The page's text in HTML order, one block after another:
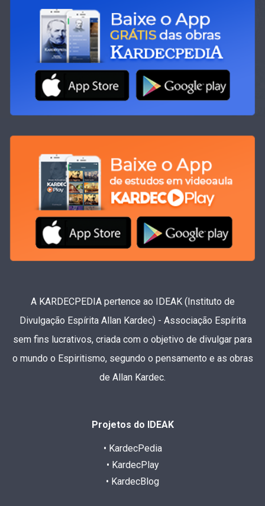
A KARDECPEDIA pertence ao IDEAK (Instituto de
Divulgação Espírita Allan Kardec) - Associação Espírita
sem fins lucrativos, criada com o objetivo de divulgar para
o mundo o Espiritismo, segundo o pensamento e as obras
de Allan Kardec.
Projetos do IDEAK
• KardecPedia
• KardecPlay
• KardecBlog